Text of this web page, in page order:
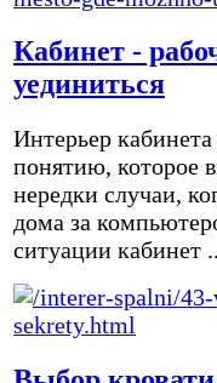
Кабинет -
уединиться
Интерьер
понятию, которое
нередки случаи,
дома за
ситуации кабинет